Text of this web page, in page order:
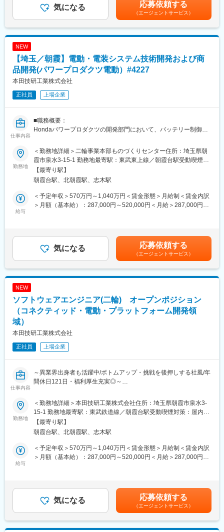
ばれ続ける企業として社会貢献しております。
※主な対象部品
バッテリー、モータ、コンバータ、車載ネットワーク・コネクテ
ソフトウェア設計
上記、様々な関係部署とのやりとりを行いながら推進していただ
※国内外の出張があります。
◎1～２年目：スタッフ
設計／研究共に開発の一連の流れを経験、海外生産拠点での量産
◎３～５年目：アシスタントチーフ
機種開発PLとして開発チーム参画、小グループのチームリーダー
／指導役
◎7～15年目：チーフエンジニア
各種技術領域の開発責任者、担当機能区のリーダー指導役
入社後はメンター制度にて社員1名に対して1人の先輩社員がつき
ます。
・EV/コネクテッドなど電装技術が進化し続ける世の中で
・二輪、パワープロダクツの領域において世界初・業界初の技術
開発にも積極的にチャレンジ可能です。
です。
■働き方や福利厚生：
・フレックス制度が使用可能で働きやすい環境です。
・有休消化率100％(2024年)
・居住支援: 社宅、独身寮、住宅補助
・健康支援: 社内食堂、食事補助など
HP：https://www.honda-jobs.com/environment/welfare/
管理職 約1,230万円（月給約64万円）賃金はあくまでも目安の
金額であり、選考を通じて上下する可能性があります。月給(月額)
は固定手当を含めた表記です。
気になる 応募依頼する
（エージェントサービス）
NEW
【埼玉／朝霞】電動・電装システム技術開発および商
品開発(パワープロダクツ電動）#4227
本田技研工業株式会社
正社員 上場企業
仕事内容
■職務概要：
Hondaパワープロダクツの開発部門において、バッテリー制御シ
■職務詳細：
ご経験/スキルに合わせ詳細業務を決定します。
・バッテリー制御における先行技術に関する研究開発
・バッテリー制御ユニット開発における設計/研究のプロジェクト
リーダー
・制御ユニットにおける要求仕様書の検討、作成
上記、様々な関係部署、サプライヤー様とのやりとりを行いなが
ら推進していただきます。
・パワープロダクツの領域において世界初・業界初の技術開発に
も積極的にチャレンジすることが可能です。
技術者としての知識・経験得ることができます。
に、Hondaでは数々の製品を創業から生み出し続けてきました。
役員から現場社員まであらゆる人材が自由な発想で、夢や理想を
もがフラットに活躍できる職場環境です。積極的に仕事に向き合
い、推進する力のある従業員には、入社直後であっても大きな仕
事が任されます。Hondaは在籍する従業員の約30％が中途採用で
入社し、活躍しています。「人材の多様性」を大切にしているの
で、「こんな仕事をしてみたい」「こんなやり方でやってみた
い」と自由にモノが言える、そんな風土です。
変更の範囲：会社の定める業務
勤務地
＜勤務地詳細＞二輪事業本部ものづくりセンター住所：埼玉県朝
霞市泉水3-15-1 勤務地最寄駅：東武東上線／朝霞台駅受動喫煙対
策：屋内全面禁煙変更の範囲：会社の定める事業所（リモートワ
ーク含む）
【最寄り駅】
朝霞台駅、北朝霞駅、志木駅
給与
＜予定年収＞570万円～1,040万円＜賃金形態＞月給制＜賃金内訳
＞月額（基本給）：287,000円～520,000円＜月給＞287,000円～
（月給約36万円）・係長クラス 約960万円（月給約43万円）・
管理職 約1,230万円（月給約64万円）賃金はあくまでも目安の
金額であり、選考を通じて上下する可能性があります。月給(月額)
は固定手当を含めた表記です。
気になる 応募依頼する
（エージェントサービス）
NEW
ソフトウェアエンジニア(二輪) オープンポジション
（コネクティッド・電動・プラットフォーム開発領
域）
本田技研工業株式会社
正社員 上場企業
仕事内容
～異業界出身者も活躍中/ボトムアップ・挑戦を後押しする社風/年
間休日121日・福利厚生充実◎～
■業務内容
・コネクテッド開発のプロジェクトリーダー（二輪）
・コネクテッド技術開発プロジェクトリーダー（二輪）
・サイバーセキュリティ企画/推進担当（コネクテッドサービス/二
輪）
・通信におけるサイバーセキュリティ企画（二輪）
・インフラエンジニア（サーバー設計・評価/二輪）
※応募いただいた後に、ご経験・スキルを拝見してご案内をさせて
いただきます。
勤務地
＜勤務地詳細＞本田技研工業株式会社住所：埼玉県朝霞市泉水3-
15-1 勤務地最寄駅：東武鉄道線／朝霞台駅受動喫煙対策：屋内全
面禁煙変更の範囲：勤務地コメント欄に記載
【最寄り駅】
朝霞台駅、北朝霞駅、志木駅
給与
＜予定年収＞570万円～1,040万円＜賃金形態＞月給制＜賃金内訳
＞月額（基本給）：287,000円～520,000円＜月給＞287,000円～
（月給約36万円）・係長クラス 約960万円（月給約43万円）・
管理職 約1,230万円（月給約64万円）賃金はあくまでも目安の
金額であり、選考を通じて上下する可能性があります。月給(月額)
は固定手当を含めた表記です。
気になる 応募依頼する
（エージェントサービス）